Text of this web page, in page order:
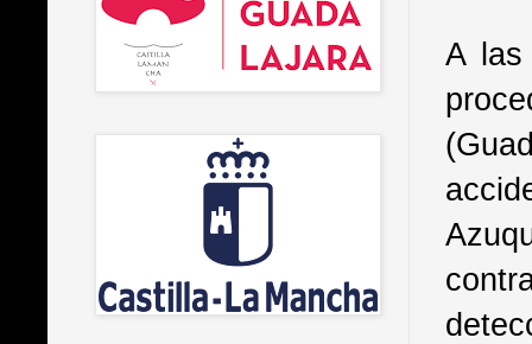
A